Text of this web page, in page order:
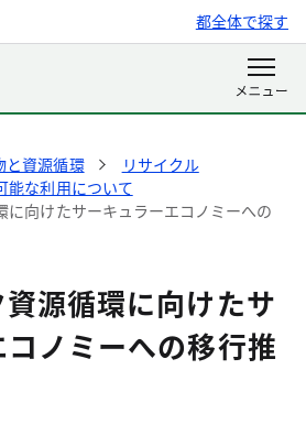
都全体で探す
と資源循環
リサイクル
能な利用について
に向けたサーキュラーエコノミーへの
源循環に向けたサ
ノミーへの移行推